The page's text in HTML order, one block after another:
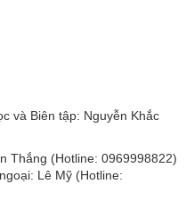
và Biên tập: Nguyễn Khắc
Thắng (Hotline: 0969998822)
Lê Mỹ (Hotline: